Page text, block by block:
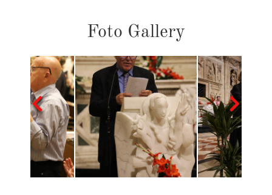
Foto Gallery